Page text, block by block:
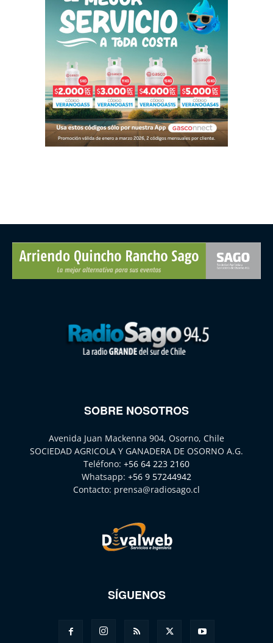
SOBRE NOSOTROS
Avenida Juan Mackenna 904, Osorno, Chile
SOCIEDAD AGRICOLA Y GANADERA DE OSORNO A.G.
Teléfono: +56 64 223 2160
Whatsapp: +56 9 57244942
Contacto: prensa@radiosago.cl
SÍGUENOS